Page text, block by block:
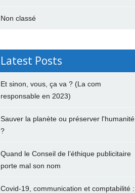
Non classé
Latest Posts
Et sinon, vous, ça va ? (La com
responsable en 2023)
Sauver la planète ou préserver l'humanité
?
Quand le Conseil de l’éthique publicitaire
porte mal son nom
Covid-19, communication et comptabilité :